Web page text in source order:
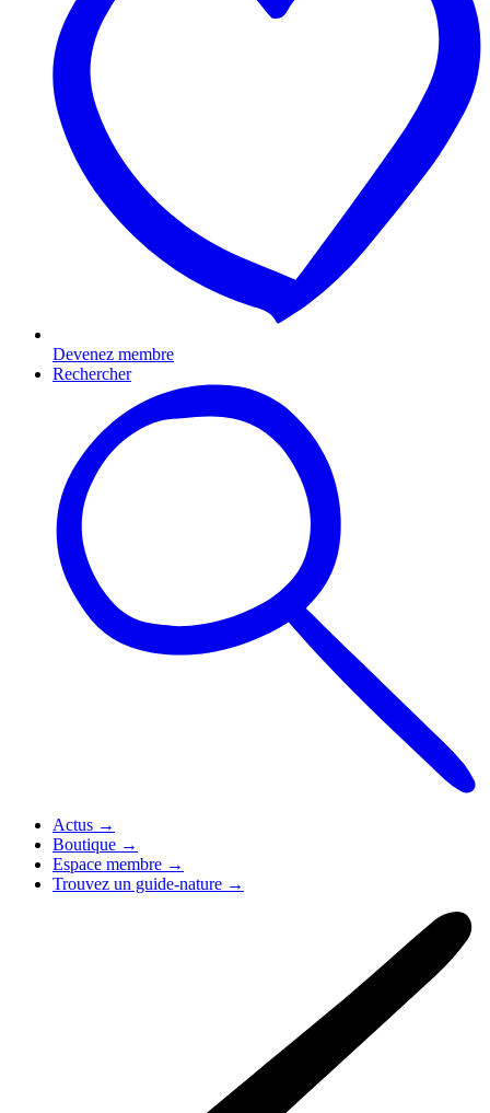
Devenez membre
Rechercher
Actus →
Boutique →
Espace membre →
Trouvez un guide-nature →